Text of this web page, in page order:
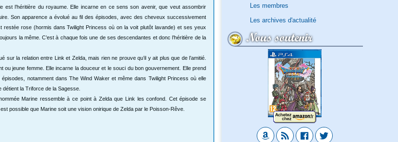
Les membres
Les archives d'actualité
Nous soutenir
est l’héritière du royaume. Elle incarne en ce sens son avenir, que veut assombrir
Son apparence a évolué au fil des épisodes, avec des cheveux successivement
rose (hormis dans Twilight Princess où on la voit plutôt lavande) et ses yeux
la même. C’est à chaque fois une de ses descendantes et donc l’héritière de la
sur la relation entre Link et Zelda, mais rien ne prouve qu’il y ait plus que de l’amitié.
ou jeune femme. Elle incarne la douceur et le souci du bon gouvernement. Elle prend
notamment dans The Wind Waker et même dans Twilight Princess où elle
la Triforce de la Sagesse.
Marine ressemble à ce point à Zelda que Link les confond. Cet épisode se
possible que Marine soit une vision onirique de Zelda par le Poisson-Rêve.